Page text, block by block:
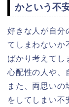
かという不
好きな人が自分
てしまわないか
ばかり考えてし
心配性の人や、
また、両思いの
をしてしまい不